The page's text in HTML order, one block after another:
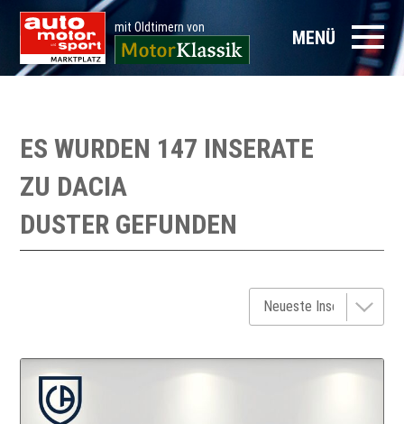
mit Oldtimern von MENÜ
ES WURDEN 147 INSERATE
ZU DACIA
DUSTER GEFUNDEN